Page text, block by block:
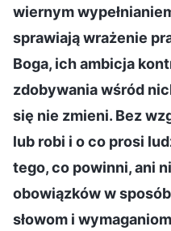
wiernym
sprawiają wrażenie
Boga, ich ambicja
zdobywania wśród
się nie zmieni. Bez
lub robi i o co prosi
tego, co powinni, ani
obowiązków w
słowom i